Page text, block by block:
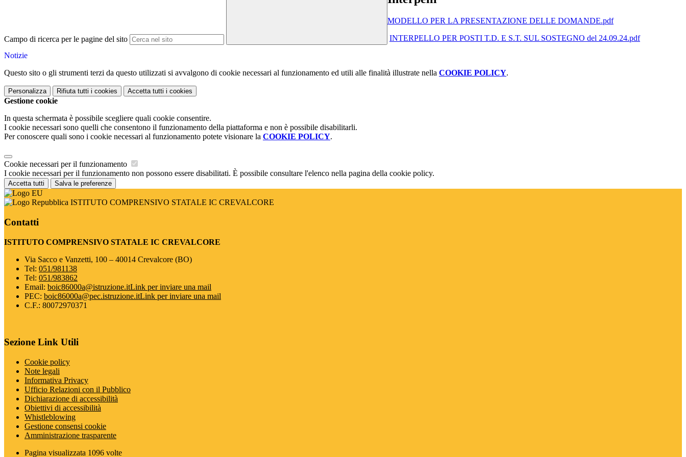
Campo di ricerca per le pagine del sito
MODELLO PER LA PRESENTAZIONE DELLE DOMANDE.pdf
INTERPELLO PER POSTI T.D. E S.T. SUL SOSTEGNO del 24.09.24.pdf
Notizie
Questo sito o gli strumenti terzi da questo utilizzati si avvalgono di cookie necessari al funzionamento ed utili alle finalità illustrate nella COOKIE POLICY.
Personalizza Rifiuta tutti i cookies Accetta tutti i cookies
Gestione cookie
In questa schermata è possibile scegliere quali cookie consentire.
I cookie necessari sono quelli che consentono il funzionamento della piattaforma e non è possibile disabilitarli.
Per conoscere quali sono i cookie necessari al funzionamento potete visionare la COOKIE POLICY.
Cookie necessari per il funzionamento
I cookie necessari per il funzionamento non possono essere disabilitati. È possibile consultare l'elenco nella pagina della cookie policy.
Accetta tutti Salva le preferenze
ISTITUTO COMPRENSIVO STATALE IC CREVALCORE
Contatti
ISTITUTO COMPRENSIVO STATALE IC CREVALCORE
Via Sacco e Vanzetti, 100 – 40014 Crevalcore (BO)
Tel: 051/981138
Tel: 051/983862
Email: boic86000a@istruzione.itLink per inviare una mail
PEC: boic86000a@pec.istruzione.itLink per inviare una mail
C.F.: 80072970371
Sezione Link Utili
Cookie policy
Note legali
Informativa Privacy
Ufficio Relazioni con il Pubblico
Dichiarazione di accessibilità
Obiettivi di accessibilità
Whistleblowing
Gestione consensi cookie
Amministrazione trasparente
Pagina visualizzata 1096 volte